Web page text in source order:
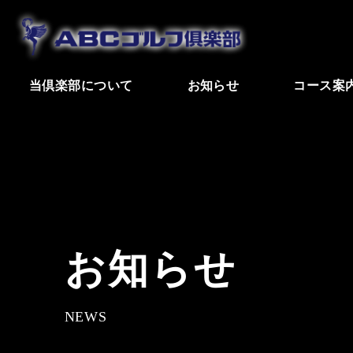
当倶楽部について お知らせ コース案
お知らせ
NEWS